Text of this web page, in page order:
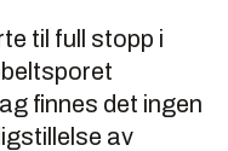
til full stopp i
finnes det ingen
av